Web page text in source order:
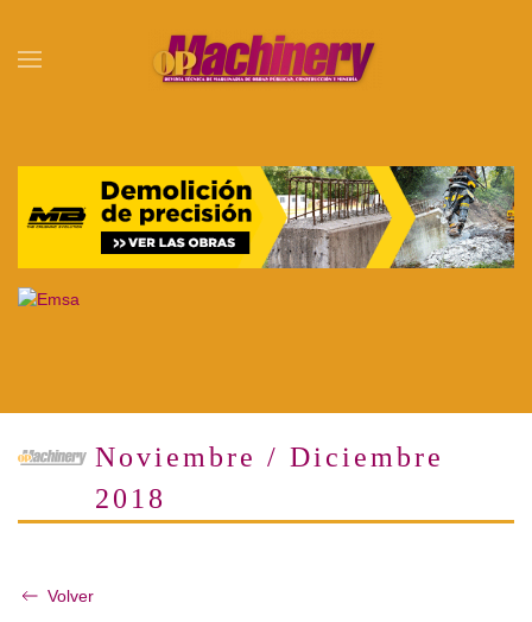
Skip to main content
Noviembre / Diciembre
2018
Volver